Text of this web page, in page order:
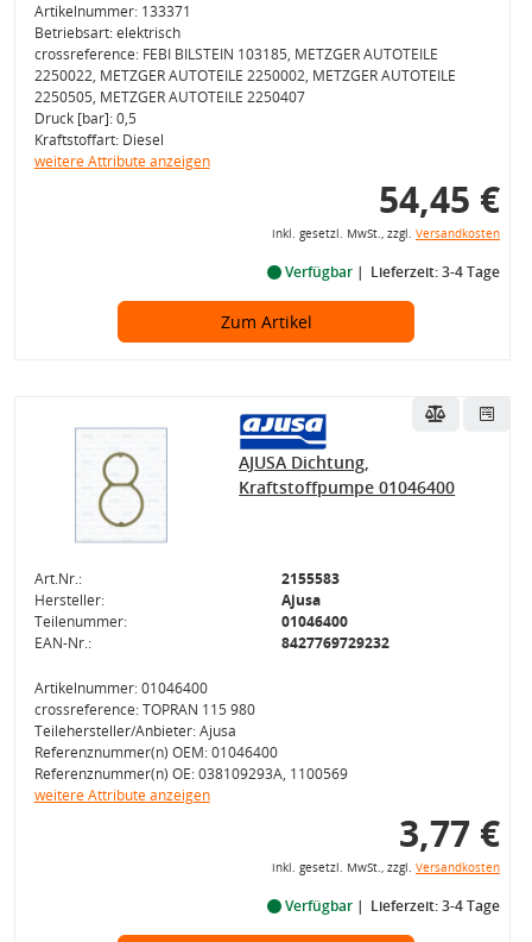
Artikelnummer: 133371
Betriebsart: elektrisch
crossreference: FEBI BILSTEIN 103185, METZGER AUTOTEILE
2250022, METZGER AUTOTEILE 2250002, METZGER AUTOTEILE
2250505, METZGER AUTOTEILE 2250407
Druck [bar]: 0,5
Kraftstoffart: Diesel
weitere Attribute anzeigen
54,45 €
inkl. gesetzl. MwSt., zzgl. Versandkosten
Verfügbar Lieferzeit: 3-4 Tage
Zum Artikel
AJUSA Dichtung,
Kraftstoffpumpe 01046400
Art.Nr.:
2155583
Hersteller:
Ajusa
Teilenummer:
01046400
EAN-Nr.:
8427769729232
Artikelnummer: 01046400
crossreference: TOPRAN 115 980
Teilehersteller/Anbieter: Ajusa
Referenznummer(n) OEM: 01046400
Referenznummer(n) OE: 038109293A, 1100569
weitere Attribute anzeigen
3,77 €
inkl. gesetzl. MwSt., zzgl. Versandkosten
Verfügbar Lieferzeit: 3-4 Tage